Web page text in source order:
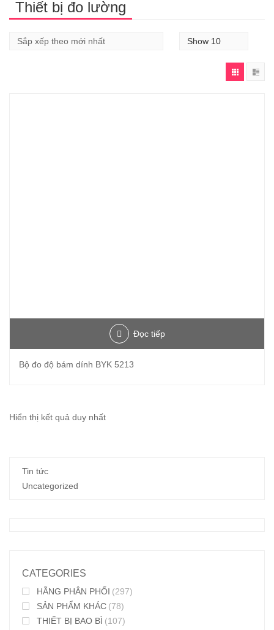
Thiết bị đo lường
Đọc tiếp
Bộ đo độ bám dính BYK 5213
Hiển thị kết quả duy nhất
Tin tức
Uncategorized
CATEGORIES
HÃNG PHÂN PHỐI (297)
SẢN PHẨM KHÁC (78)
THIẾT BỊ BAO BÌ (107)